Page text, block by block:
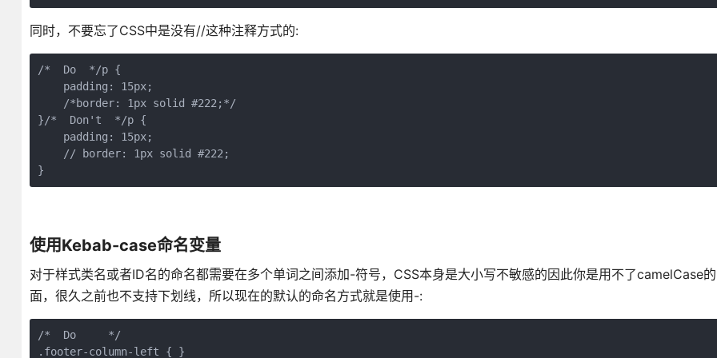
同时，不要忘了CSS中是没有//这种注释方式的:
/*  Do  */p {
    padding: 15px;
    /*border: 1px solid #222;*/
}/*  Don't  */p {
    padding: 15px;
    // border: 1px solid #222;
}
使用Kebab-case命名变量
对于样式类名或者ID名的命名都需要在多个单词之间添加-符号，CSS本身是大小写不敏感的因此你是用不了camelCase
面，很久之前也不支持下划线，所以现在的默认的命名方式就是使用-:
/*  Do     */
.footer-column-left { }